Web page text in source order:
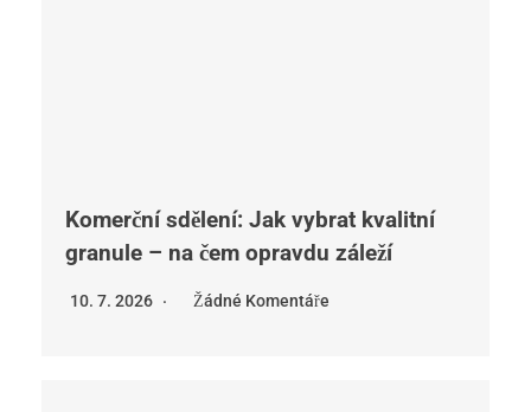
Komerční sdělení: Jak vybrat kvalitní
granule – na čem opravdu záleží
10. 7. 2026 Žádné Komentáře